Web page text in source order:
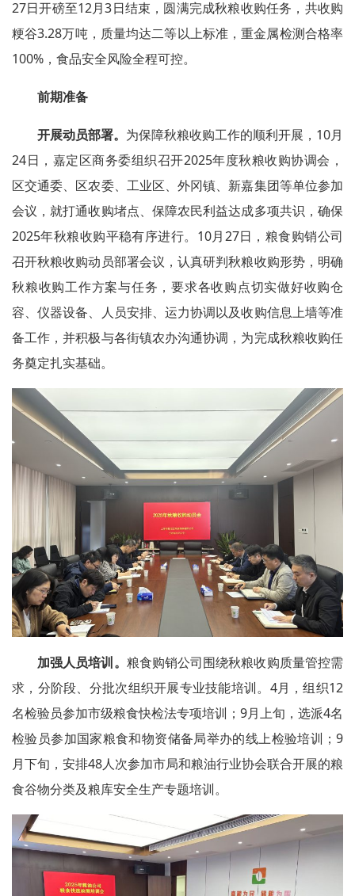
27日开磅至12月3日结束，圆满完成秋粮收购任务，共收购
粳谷3.28万吨，质量均达二等以上标准，重金属检测合格率
100%，食品安全风险全程可控。
前期准备
开展动员部署。 为保障秋粮收购工作的顺利开展，10月
24日，嘉定区商务委组织召开2025年度秋粮收购协调会，
区交通委、区农委、工业区、外冈镇、新嘉集团等单位参加
会议，就打通收购堵点、保障农民利益达成多项共识，确保
2025年秋粮收购平稳有序进行。10月27日，粮食购销公司
召开秋粮收购动员部署会议，认真研判秋粮收购形势，明确
秋粮收购工作方案与任务，要求各收购点切实做好收购仓
容、仪器设备、人员安排、运力协调以及收购信息上墙等准
备工作，并积极与各街镇农办沟通协调，为完成秋粮收购任
务奠定扎实基础。
加强人员培训。 粮食购销公司围绕秋粮收购质量管控需
求，分阶段、分批次组织开展专业技能培训。4月，组织12
名检验员参加市级粮食快检法专项培训；9月上旬，选派4名
检验员参加国家粮食和物资储备局举办的线上检验培训；9
月下旬，安排48人次参加市局和粮油行业协会联合开展的粮
食谷物分类及粮库安全生产专题培训。